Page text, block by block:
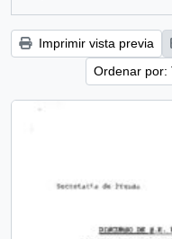
Imprimir vista previa
Ordenar por: